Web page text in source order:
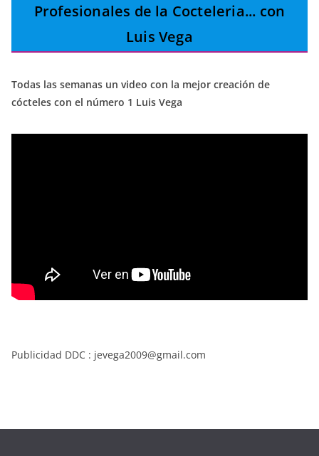
Profesionales de la Cocteleria... con
Luis Vega
Todas las semanas un video con la mejor creación de
cócteles con el número 1 Luis Vega
Publicidad DDC : jevega2009@gmail.com